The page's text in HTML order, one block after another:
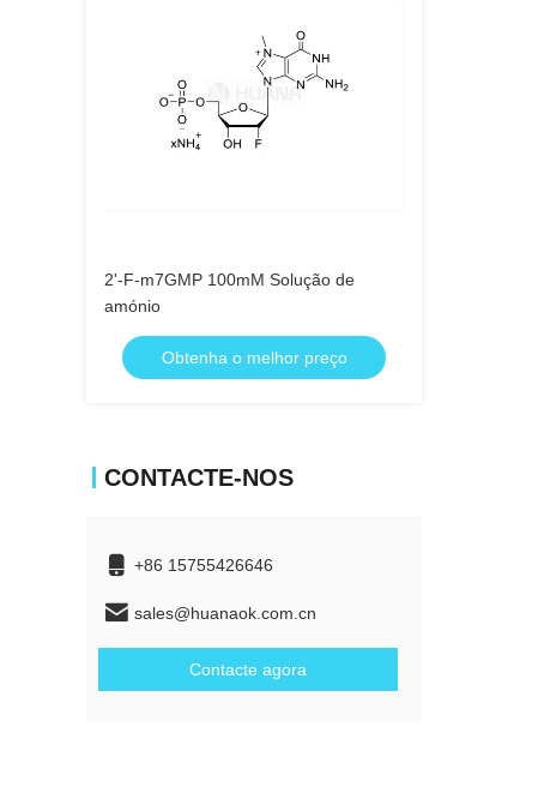
2'-F-m7GMP 100mM Solução de
amónio
Obtenha o melhor preço
CONTACTE-NOS
+86 15755426646
sales@huanaok.com.cn
Contacte agora